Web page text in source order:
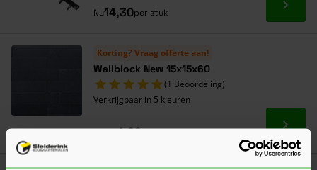
Nu14,30per stuk Ga
Korting? Vraag offerte aan!
Wallblock New 15x15x60
(1 Beoordeling)
Verkrijgbaar in 5 kleuren
Vanaf4,69per stuk Ga